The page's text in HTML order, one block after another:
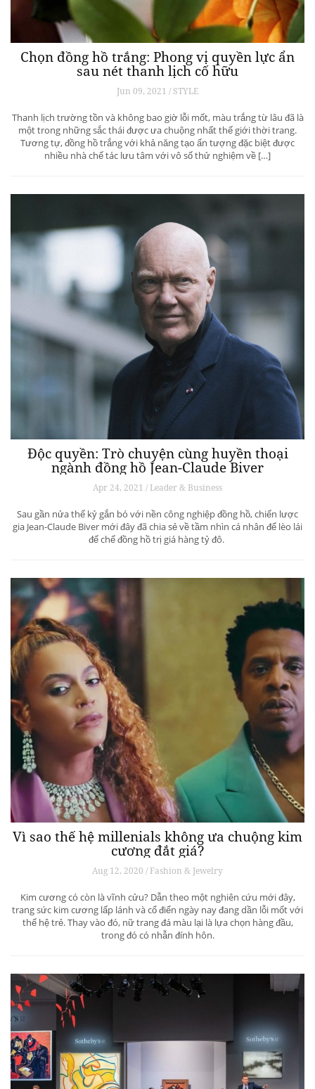
Chọn đồng hồ trắng: Phong vị quyền lực ẩn
sau nét thanh lịch cố hữu
Jun 09, 2021 / STYLE
Thanh lịch trường tồn và không bao giờ lỗi mốt, màu trắng từ lâu đã là
một trong những sắc thái được ưa chuộng nhất thế giới thời trang.
Tương tự, đồng hồ trắng với khả năng tạo ấn tượng đặc biệt được
nhiều nhà chế tác lưu tâm với vô số thử nghiệm về […]
Độc quyền: Trò chuyện cùng huyền thoại
ngành đồng hồ Jean-Claude Biver
Apr 24, 2021 / Leader & Business
Sau gần nửa thế kỷ gắn bó với nền công nghiệp đồng hồ, chiến lược
gia Jean-Claude Biver mới đây đã chia sẻ về tầm nhìn cá nhân để lèo lái
đế chế đồng hồ trị giá hàng tỷ đô.
Vì sao thế hệ millenials không ưa chuộng kim
cương đắt giá?
Aug 12, 2020 / Fashion & Jewelry
Kim cương có còn là vĩnh cửu? Dẫn theo một nghiên cứu mới đây,
trang sức kim cương lấp lánh và cổ điển ngày nay đang dần lỗi mốt với
thế hệ trẻ. Thay vào đó, nữ trang đá màu lại là lựa chọn hàng đầu,
trong đó có nhẫn đính hôn.